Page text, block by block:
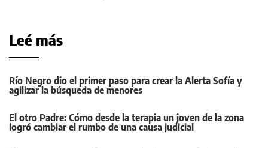
Leé más
Río Negro dio el primer paso para crear la Alerta Sofía y
agilizar la búsqueda de menores
El otro Padre: Cómo desde la terapia un joven de la zona
logró cambiar el rumbo de una causa judicial